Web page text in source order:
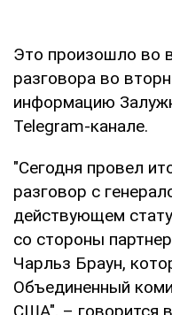
Это произошло во
разговора во
информацию
Telegram-канале.
"Сегодня провел
разговор с
действующем
со стороны
Чарльз Браун,
Объединенный
США", – говорится